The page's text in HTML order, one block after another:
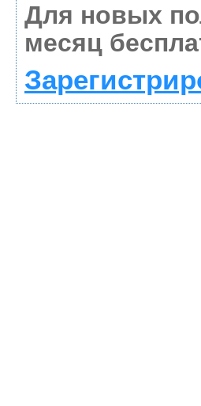
Для новых
месяц